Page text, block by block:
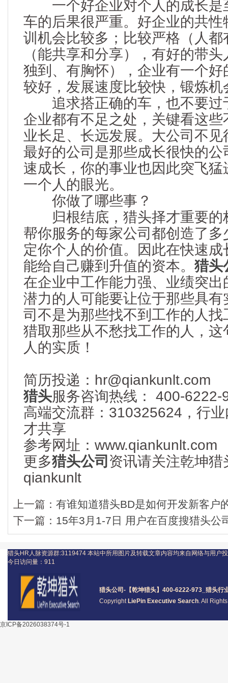
一个好企业对个人的成长是
车的后果很严重。好企业的共
训机会比较多；比较严格（人
（能共享和分享），有好的带
独到、有胸怀），企业有一个
较好，发展速度比较快，锻炼机
追求搭正确的车，也不要过
企业都有不足之处，关键看这
业长足、长远发展。大公司不
最好的公司是那些成长很快的
速成长，你的事业也因此突飞
一个人的眼光。
你做了哪些事？
归根结底，猎头择才重要的
帮你服务的每家公司都创造了
定你个人的价值。因此在快速
能给自己赚到升值的资本。 猎头
在企业中工作能力强、业绩突
潜力的人可能要让位于那些具
司不是为那些找不到工作的人
猎取那些从不愁找工作的人，
人的实质！
简历投递：hr@qiankunlt.com
猎头服务咨询热线： 400-6222-
高端交流群：310325624，行
才共享
参考网址：www.qiankunlt.com
更多猎头公司 资讯请关注乾坤
qiankunlt
上一篇： 有谁知道猎头BD是如何开发新客户
下一篇： 15年3月1-7日 用户在百度搜猎头公
猎头公司 -【乾坤猎头】400-6222-973_ 猎头行
Copyright LiePin Executive Search. All
猎头HR人脉资源群:3119474 本站中所用图片及转载文章内容均来自网络与用户
今日访问量： 911
京ICP备2026038374号-1